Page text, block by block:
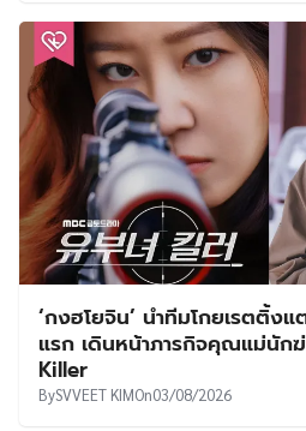
‘กงฮโยจิน’ นำทีมโกยเรตติ้ง
แรก เดินหน้าภารกิจคุณแม่นัก
Killer
BySVVEET KIMOn03/08/2026